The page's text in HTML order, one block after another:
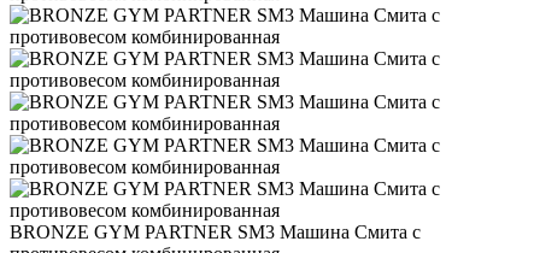
BRONZE GYM PARTNER SM3 Машина Смита с